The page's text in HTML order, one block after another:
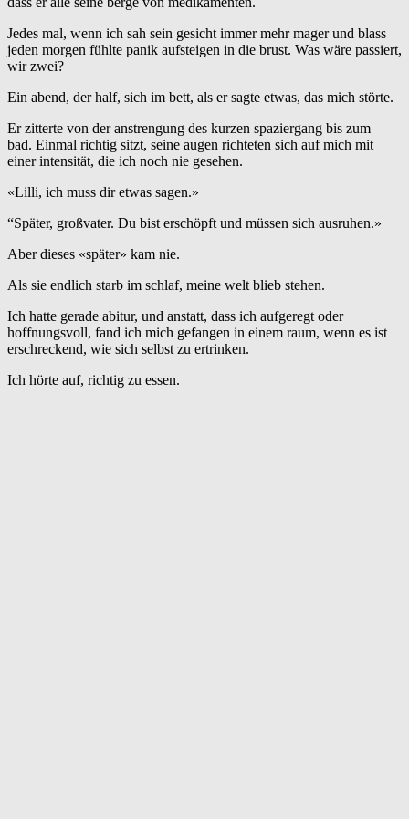
Jedes mal, wenn ich sah sein gesicht immer mehr mager und blass
jeden morgen fühlte panik aufsteigen in die brust. Was wäre passiert,
wir zwei?
Ein abend, der half, sich im bett, als er sagte etwas, das mich störte.
Er zitterte von der anstrengung des kurzen spaziergang bis zum
bad. Einmal richtig sitzt, seine augen richteten sich auf mich mit
einer intensität, die ich noch nie gesehen.
«Lilli, ich muss dir etwas sagen.»
“Später, großvater. Du bist erschöpft und müssen sich ausruhen.»
Aber dieses «später» kam nie.
Als sie endlich starb im schlaf, meine welt blieb stehen.
Ich hatte gerade abitur, und anstatt, dass ich aufgeregt oder
hoffnungsvoll, fand ich mich gefangen in einem raum, wenn es ist
erschreckend, wie sich selbst zu ertrinken.
Ich hörte auf, richtig zu essen.